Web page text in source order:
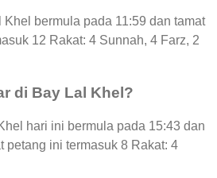
bermula pada 11:59 dan tamat
12 Rakat: 4 Sunnah, 4 Farz, 2
di Bay Lal Khel?
hari ini bermula pada 15:43 dan
petang ini termasuk 8 Rakat: 4